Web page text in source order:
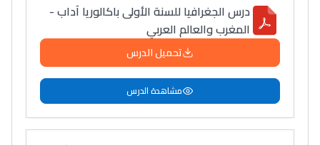
النحت اللي كيحلم يحيي
أكادير أوفلا
سقطت فالباك و سنة
2011 بدّلاتني بزّاف، مسار
إلياس أريدال، إطار
فمنظّمة دولية
درس الجغرافيا للسنة الأولى باكالوريا آداب -
المغرب والعالم العربي
تحميل الدرس
مشاهدة الدرس